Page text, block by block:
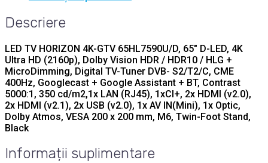
65"
D-
4K
Ultra
HD
Descriere
LED TV HORIZON 4K-GTV 65HL7590U/D, 65″ D-LED, 4K
Ultra HD (2160p), Dolby Vision HDR / HDR10 / HLG +
MicroDimming, Digital TV-Tuner DVB- S2/T2/C, CME
400Hz, Googlecast + Google Assistant + BT, Contrast
5000:1, 350 cd/m2,1x LAN (RJ45), 1xCI+, 2x HDMI (v2.0),
2x HDMI (v2.1), 2x USB (v2.0), 1x AV IN(Mini), 1x Optic,
Dolby Atmos, VESA 200 x 200 mm, M6, Twin-Foot Stand,
Black
Informații suplimentare